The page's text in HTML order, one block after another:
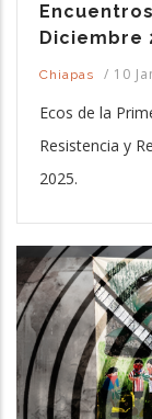
Diciembre
Chiapas / 10
Ecos de la
Resistencia y
2025.